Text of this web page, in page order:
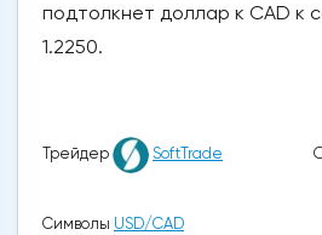
подтолкнет доллар к CAD к
1.2250.
Трейдер SoftTrade
Символы USD/CAD